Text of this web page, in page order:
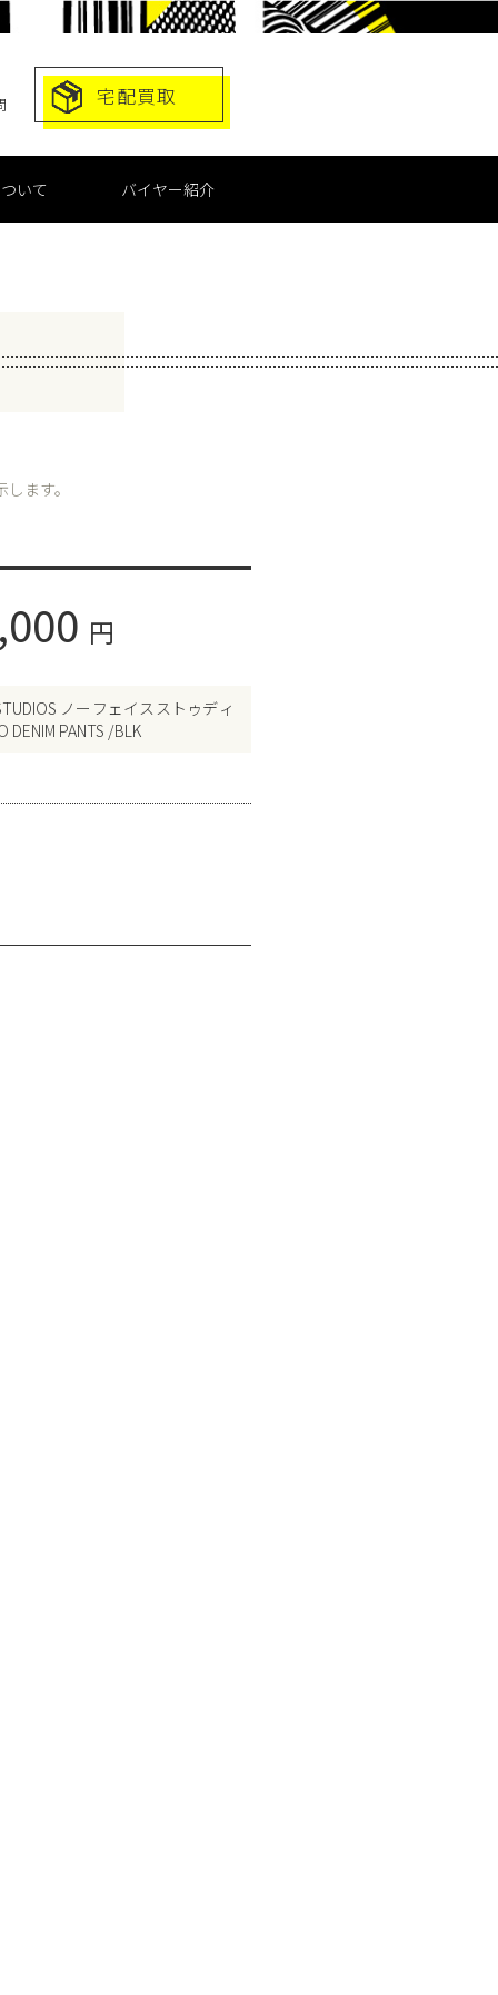
宅配買取
いて バイヤー紹介
ます。
円
ノーフェイスストゥディ
DENIM PANTS /BLK